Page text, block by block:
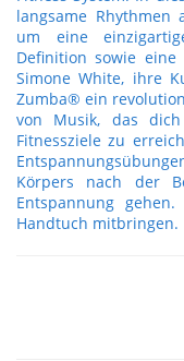
langsame
um eine
Definition sowie eine
Simone White, ihre
Zumba® ein
von Musik, das
Fitnessziele zu
Körpers nach der
Entspannung
Handtuch mitbringen.